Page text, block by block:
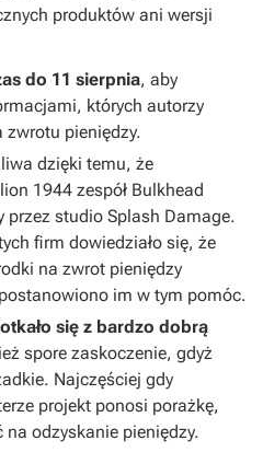
produktów ani wersji
do 11 sierpnia, aby
których autorzy
pieniędzy.
dzięki temu, że
1944 zespół Bulkhead
przez studio Splash Damage.
firm dowiedziało się, że
na zwrot pieniędzy
im w tym pomóc.
się z bardzo dobrą
spore zaskoczenie, gdyż
Najczęściej gdy
projekt ponosi porażkę,
odzyskanie pieniędzy.